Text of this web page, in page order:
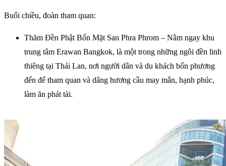
Buổi chiều, đoàn tham quan:
Thăm Đền Phật Bốn Mặt San Phra Phrom – Nằm ngay khu
trung tâm Erawan Bangkok, là một trong những ngôi đền linh
thiêng tại Thái Lan, nơi người dân và du khách bốn phương
đến để tham quan và dâng hương cầu may mắn, hạnh phúc,
làm ăn phát tài.